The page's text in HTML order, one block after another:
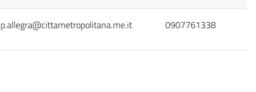
p.allegra@cittametropolitana.me.it 0907761338